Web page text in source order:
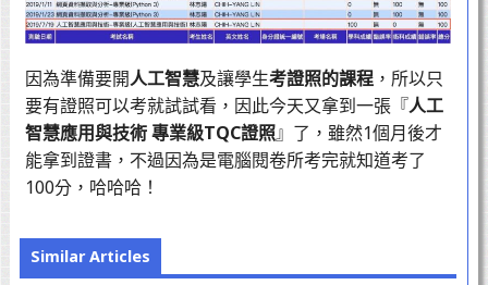
因為準備要開人工智慧及讓學生考證照的課程，所以只
要有證照可以考就試試看，因此今天又拿到一張『人工
智慧應用與技術 專業級TQC證照』了，雖然1個月後才
能拿到證書，不過因為是電腦閱卷所考完就知道考了
100分，哈哈哈！
Similar Articles